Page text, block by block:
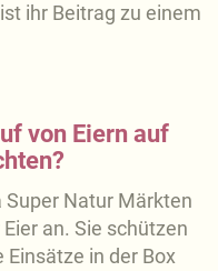
ihr Beitrag zu einem
von Eiern auf
Natur Märkten
an. Sie schützen
Einsätze in der Box